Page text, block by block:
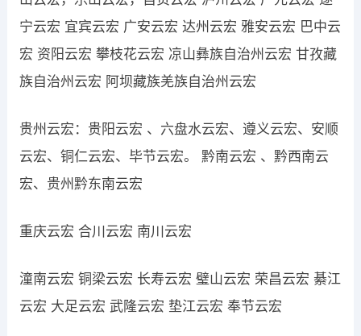
宁云宏 宜宾云宏 广安云宏 达州云宏 雅安云宏 巴中云
宏 资阳云宏 攀枝花云宏 凉山彝族自治州云宏 甘孜藏
族自治州云宏 阿坝藏族羌族自治州云宏
贵州云宏：贵阳云宏 、六盘水云宏、遵义云宏、安顺
云宏、铜仁云宏、毕节云宏。 黔南云宏 、黔西南云
宏、贵州黔东南云宏
重庆云宏 合川云宏 南川云宏
潼南云宏 铜梁云宏 长寿云宏 璧山云宏 荣昌云宏 綦江
云宏 大足云宏 武隆云宏 垫江云宏 奉节云宏